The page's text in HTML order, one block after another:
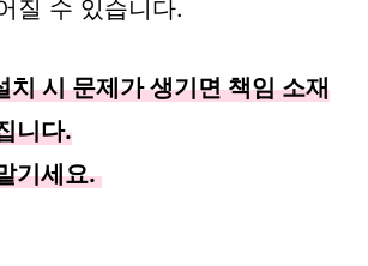
질 수 있습니다.
치 시 문제가 생기면 책임 소재
니다.
기세요.